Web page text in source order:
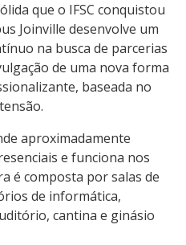
que o IFSC conquistou
Joinville desenvolve um
na busca de parcerias
de uma nova forma
baseada no
aproximadamente
e funciona nos
é composta por salas de
de informática,
cantina e ginásio